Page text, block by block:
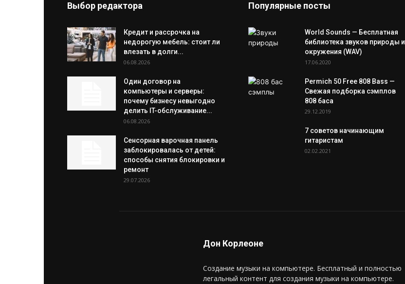
Выбор редактора
Кредит и рассрочка на
недорогую мебель: стоит ли
влезать в долги...
06.08.2026
Один договор на
компьютеры и серверы:
почему бизнесу невыгодно
делить IT-обслуживание...
06.08.2026
Сенсорная варочная панель
заблокировалась от детей:
способы снятия блокировки и
ремонт
29.07.2026
Популярные посты
World Sounds — Бесплатная
библиотека звуков природы и
окружения (WAV)
17.06.2020
Permich 50 Free 808 Bass —
Свежая подборка сэмплов
808 баса
29.12.2019
7 советов начинающим
гитаристам
02.02.2021
Дон Корлеоне
Создание музыки на компьютере. Бесплатный и полностью
легальный контент для создания музыки на компьютере.